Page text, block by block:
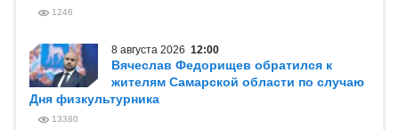
1246
8 августа 2026 12:00
Вячеслав Федорищев обратился к
жителям Самарской области по случаю
Дня физкультурника
13380